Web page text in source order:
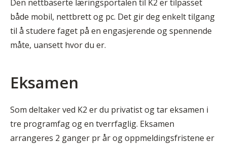
Den nettbaserte læringsportalen til K2 er tilpasset
både mobil, nettbrett og pc. Det gir deg enkelt tilgang
til å studere faget på en engasjerende og spennende
måte, uansett hvor du er.
Eksamen
Som deltaker ved K2 er du privatist og tar eksamen i
tre programfag og en tverrfaglig. Eksamen
arrangeres 2 ganger pr år og oppmeldingsfristene er